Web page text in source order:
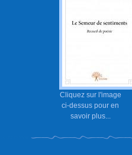
Cliquez sur l'image
ci-dessus pour en
savoir plus...